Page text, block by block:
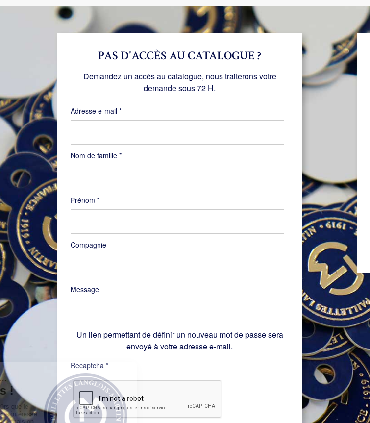
Nom de famille *
Prénom *
Compagnie
Message
PAS D'ACCÈS AU CATALOGUE ?
Demandez un accès au catalogue, nous traiterons votre
demande sous 72 H.
Adresse e-mail *Obligatoire
Un lien permettant de définir un nouveau mot de passe sera
envoyé à votre adresse e-mail.
Recaptcha *